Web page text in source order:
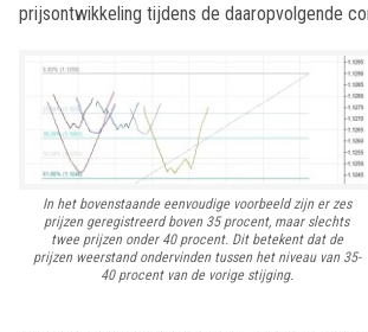
prijsontwikkeling tijdens de daaropvolgende
In het bovenstaande eenvoudige voorbeeld zijn er zes
prijzen geregistreerd boven 35 procent, maar slechts
twee prijzen onder 40 procent. Dit betekent dat de
prijzen weerstand ondervinden tussen het niveau van 35-
40 procent van de vorige stijging.